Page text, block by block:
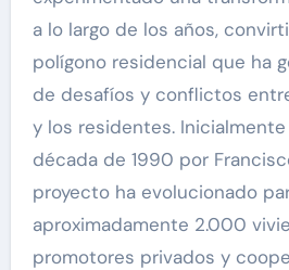
a lo largo de los años,
polígono residencial que ha
de desafíos y conflictos
y los residentes.
década de 1990 por
proyecto ha evolucionado
aproximadamente 2.000
promotores privados y